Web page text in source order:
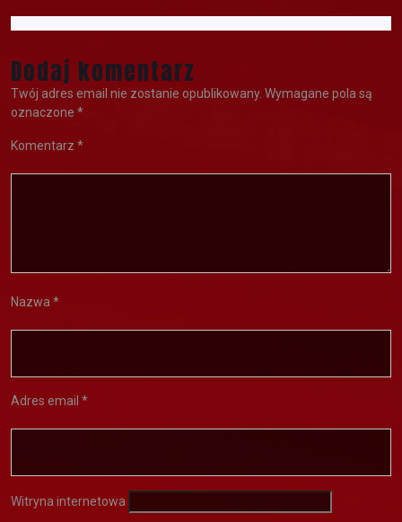
Dodaj komentarz
Twój adres email nie zostanie opublikowany. Wymagane pola są
oznaczone *
Komentarz *
Nazwa *
Adres email *
Witryna internetowa